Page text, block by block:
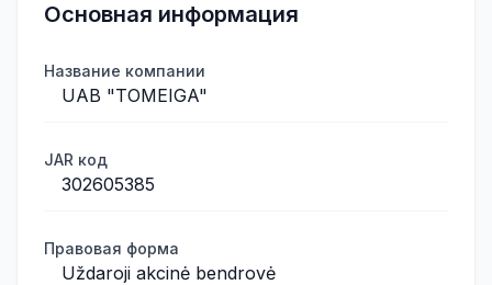
Основная информация
Название компании
UAB "TOMEIGA"
JAR код
302605385
Правовая форма
Uždaroji akcinė bendrovė